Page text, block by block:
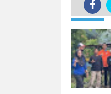
TERKINI